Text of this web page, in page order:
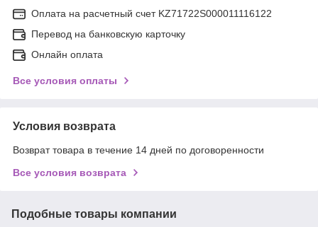
Оплата на расчетный счет KZ71722S000011116122
Перевод на банковскую карточку
Онлайн оплата
Все условия оплаты
Условия возврата
Возврат товара в течение 14 дней по договоренности
Все условия возврата
Подобные товары компании